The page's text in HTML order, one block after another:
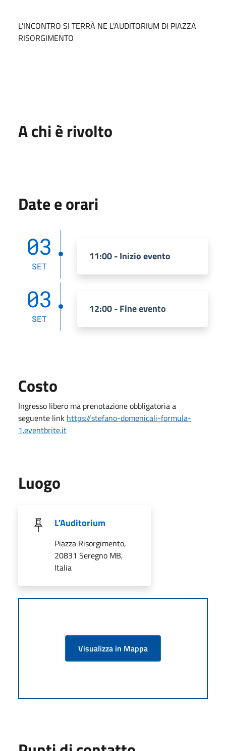
L'INCONTRO SI TERRÀ NE L'AUDITORIUM DI PIAZZA
RISORGIMENTO
A chi è rivolto
Date e orari
03
SET
11:00 - Inizio evento
03
SET
12:00 - Fine evento
Costo
Ingresso libero ma prenotazione obbligatoria a
seguente link https://stefano-domenicali-formula-
1.eventbrite.it
Luogo
L'Auditorium
Piazza Risorgimento,
20831 Seregno MB,
Italia
Visualizza in Mappa